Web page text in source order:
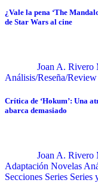
¿Vale la pena ‘The
de Star Wars al cine
Joan A. Rivero
Análisis/Reseña/Review
Crítica de ‘Hokum’: Una
abarca demasiado
Joan A. Rivero
Adaptación Novelas
Secciones Series Series